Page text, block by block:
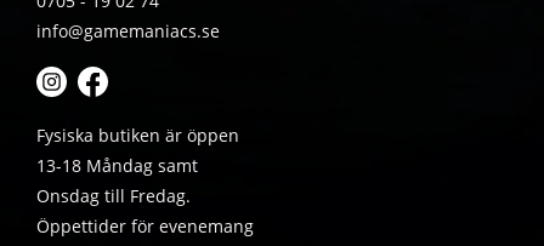
info@gamemaniacs.se
Fysiska butiken är öppen
13-18 Måndag samt
Onsdag till Fredag.
Öppettider för evenemang